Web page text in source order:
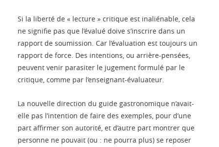
Si la liberté de « lecture » critique est inaliénable, cela
ne signifie pas que l’évalué doive s’inscrire dans un
rapport de soumission. Car l’évaluation est toujours un
rapport de force. Des intentions, ou arrière-pensées,
peuvent venir parasiter le jugement formulé par le
critique, comme par l’enseignant-évaluateur.
La nouvelle direction du guide gastronomique n’avait-
elle pas l’intention de faire des exemples, pour d’une
part affirmer son autorité, et d’autre part montrer que
personne ne pouvait (ou : ne pourra plus) se reposer